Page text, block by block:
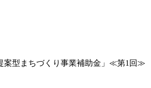
案型まちづくり事業補助金」≪第1回≫